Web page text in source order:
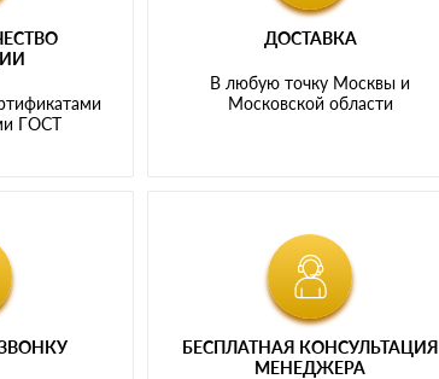
ГОСТ
ДОСТАВКА
В любую точку Москвы и
Московской области
БЕСПЛАТНАЯ КОНСУЛЬТАЦИЯ
МЕНЕДЖЕРА